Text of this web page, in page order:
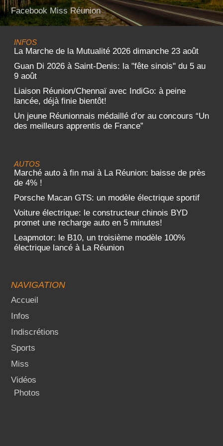
Facebook Miss Réunion
INFOS
La Marche de la Mutualité 2026 dimanche 23 août
Guan Di 2026 à Saint-Denis: la "fête sinois" du 5 au
9 août
Liaison Réunion/Chennaï avec IndiGo: à peine
lancée, déjà finie bientôt!
Un jeune Réunionnais médaillé d’or au concours “Un
des meilleurs apprentis de France”
AUTOS
Marché auto à fin mai à La Réunion: baisse de près
de 4% !
Porsche Macan GTS: un modèle électrique sportif
Voiture électrique: le constructeur chinois BYD
promet une recharge auto en 5 minutes!
Leapmotor: le B10, un troisième modèle 100%
électrique lancé à La Réunion
NAVIGATION
Accueil
Infos
Indiscrétions
Sports
Miss
Vidéos
Photos